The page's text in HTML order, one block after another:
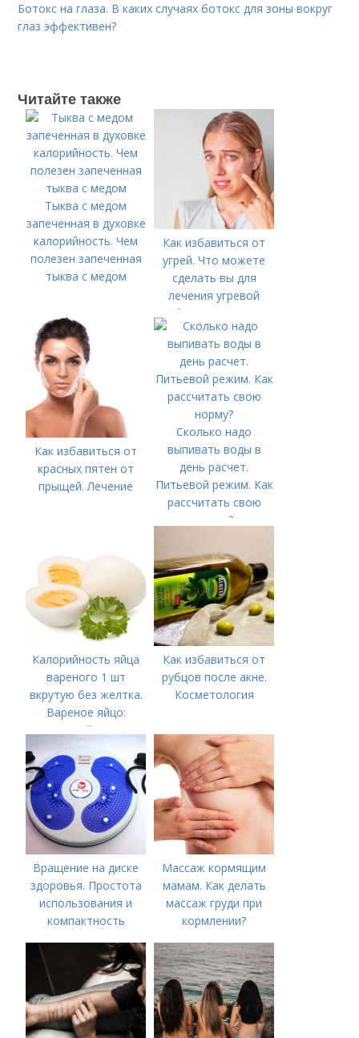
Ботокс на глаза. В каких случаях ботокс для зоны вокруг
глаз эффективен?
Читайте также
Тыква с медом
запеченная в духовке
калорийность. Чем
полезен запеченная
тыква с медом
Как избавиться от
угрей. Что можете
сделать вы для
лечения угревой
болезни (акне)
Как избавиться от
красных пятен от
прыщей. Лечение
Сколько надо
выпивать воды в
день расчет.
Питьевой режим. Как
рассчитать свою
норму?
Калорийность яйца
вареного 1 шт
вкрутую без желтка.
Вареное яйцо:
калорийность
Как избавиться от
рубцов после акне.
Косметология
Вращение на диске
здоровья. Простота
использования и
компактность
Массаж кормящим
мамам. Как делать
массаж груди при
кормлении?